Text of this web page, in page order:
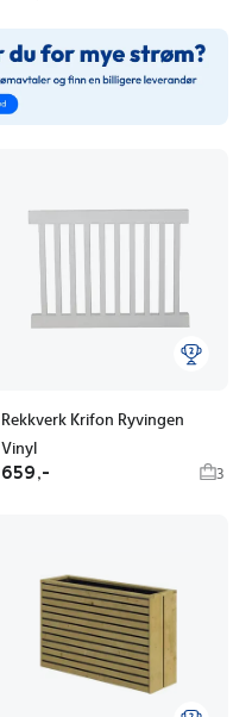
Rekkverk Krifon Ryvingen
Vinyl
659,- 3